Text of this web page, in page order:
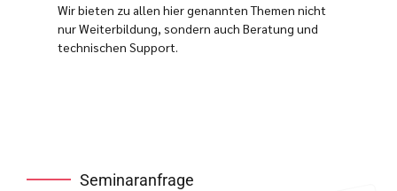
Wir bieten zu allen hier genannten Themen nicht
nur Weiterbildung, sondern auch Beratung und
technischen Support.
Seminaranfrage